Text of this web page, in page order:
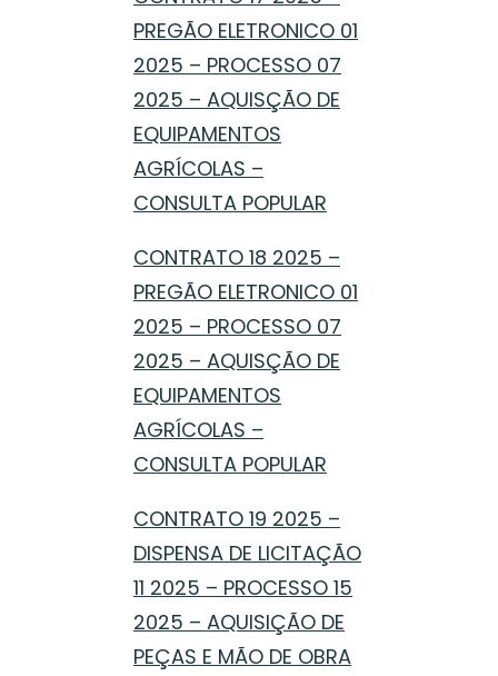
PREGÃO ELETRONICO 01
2025 – PROCESSO 07
2025 – AQUISÇÃO DE
EQUIPAMENTOS
AGRÍCOLAS –
CONSULTA POPULAR
CONTRATO 18 2025 –
PREGÃO ELETRONICO 01
2025 – PROCESSO 07
2025 – AQUISÇÃO DE
EQUIPAMENTOS
AGRÍCOLAS –
CONSULTA POPULAR
CONTRATO 19 2025 –
DISPENSA DE LICITAÇÃO
11 2025 – PROCESSO 15
2025 – AQUISIÇÃO DE
PEÇAS E MÃO DE OBRA